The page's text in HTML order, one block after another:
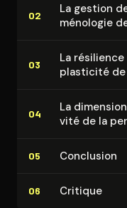
02
La gestion
mé­no­lo­gie
03
La
plasticité
04
La
vi­té de la
05 Conclusion
06 Critique